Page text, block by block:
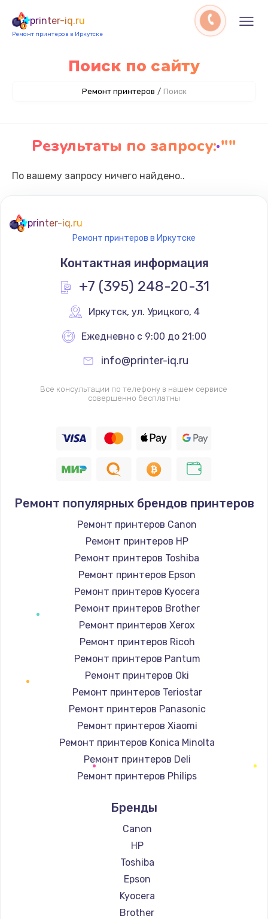
printer-iq.ru
Ремонт принтеров в Иркутске
Поиск по сайту
Ремонт принтеров / Поиск
Результаты по запросу: ""
По вашему запросу ничего найдено..
printer-iq.ru
Ремонт принтеров в Иркутске
Контактная информация
+7 (395) 248-20-31
Иркутск, ул. Урицкого, 4
Ежедневно с 9:00 до 21:00
info@printer-iq.ru
Все консультации по телефону в нашем сервисе
совершенно бесплатны
Ремонт популярных брендов принтеров
Ремонт принтеров Canon
Ремонт принтеров HP
Ремонт принтеров Toshiba
Ремонт принтеров Epson
Ремонт принтеров Kyocera
Ремонт принтеров Brother
Ремонт принтеров Xerox
Ремонт принтеров Ricoh
Ремонт принтеров Pantum
Ремонт принтеров Oki
Ремонт принтеров Teriostar
Ремонт принтеров Panasonic
Ремонт принтеров Xiaomi
Ремонт принтеров Konica Minolta
Ремонт принтеров Deli
Ремонт принтеров Philips
Ремонт принтеров Kodak
Ремонт принтеров Lexmark
Ремонт принтеров Sharp
Ремонт принтеров TSC
Ремонт принтеров Fujitsu
Ремонт принтеров Godex
Бренды
Canon
HP
Toshiba
Epson
Kyocera
Brother